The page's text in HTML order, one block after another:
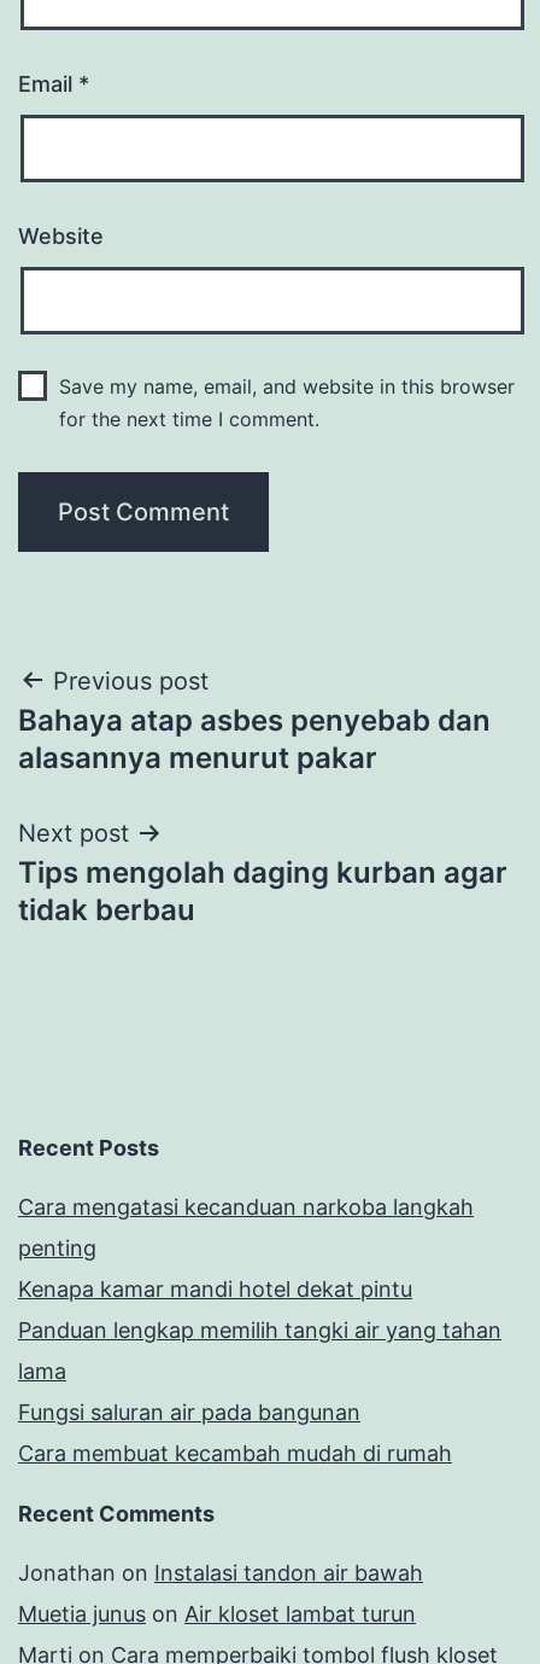
Email *
Website
Save my name, email, and website in this browser
for the next time I comment.
Post
navigation
Previous post
Bahaya atap asbes penyebab dan
alasannya menurut pakar
Next post
Tips mengolah daging kurban agar
tidak berbau
Recent Posts
Cara mengatasi kecanduan narkoba langkah
penting
Kenapa kamar mandi hotel dekat pintu
Panduan lengkap memilih tangki air yang tahan
lama
Fungsi saluran air pada bangunan
Cara membuat kecambah mudah di rumah
Recent Comments
Jonathan on Instalasi tandon air bawah
Muetia junus on Air kloset lambat turun
Marti on Cara memperbaiki tombol flush kloset